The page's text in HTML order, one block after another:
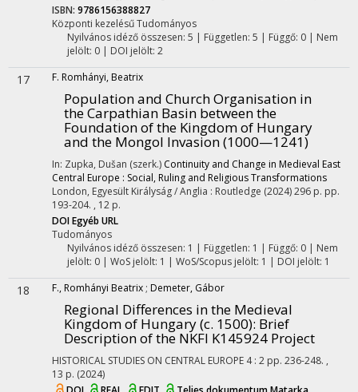
ISBN: 9786156388827
Központi kezelésűTudományos
Nyilvános idéző összesen: 5 | Független: 5 | Függő: 0 | Nem
jelölt: 0 | DOI jelölt: 2
17 F. Romhányi, Beatrix
Population and Church Organisation in
the Carpathian Basin between the
Foundation of the Kingdom of Hungary
and the Mongol Invasion (1000—1241)
In: Zupka, Dušan (szerk.) Continuity and Change in Medieval East
Central Europe : Social, Ruling and Religious Transformations
London, Egyesült Királyság / Anglia : Routledge (2024)296 p. pp.
193-204. , 12 p.
DOIEgyéb URL
Tudományos
Nyilvános idéző összesen: 1 | Független: 1 | Függő: 0 | Nem
jelölt: 0 | WoS jelölt: 1 | WoS/Scopus jelölt: 1 | DOI jelölt: 1
18 F., Romhányi Beatrix ; Demeter, Gábor
Regional Differences in the Medieval
Kingdom of Hungary (c. 1500): Brief
Description of the NKFI K145924 Project
HISTORICAL STUDIES ON CENTRAL EUROPE 4: 2 pp. 236-248. ,
13 p. (2024)